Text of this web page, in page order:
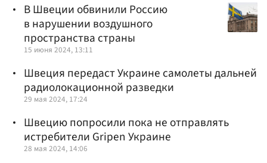
В Швеции обвинили Россию
в нарушении воздушного
пространства страны
15 июня 2024, 13:11
Швеция передаст Украине самолеты дальней
радиолокационной разведки
29 мая 2024, 17:24
Швецию попросили пока не отправлять
истребители Gripen Украине
28 мая 2024, 14:06